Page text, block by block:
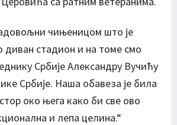
чињеницом што је
диван стадион и на томе смо
Србије Александру Вучићу
Србије. Наша обавеза је била
око њега како би све ово
и лепа целина.“